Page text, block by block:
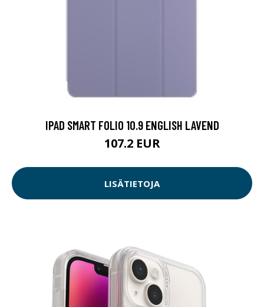
IPAD SMART FOLIO 10.9 ENGLISH LAVEND
107.2 EUR
LISÄTIETOJA